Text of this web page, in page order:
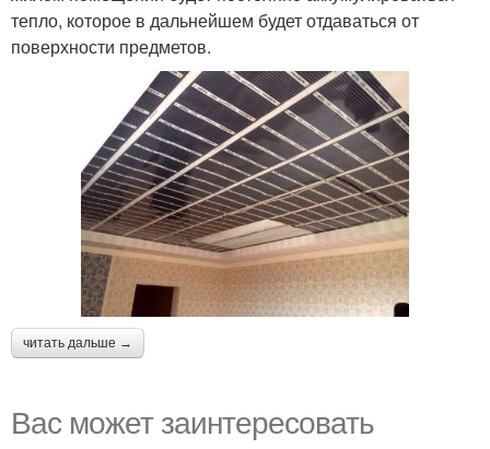
тепло, которое в дальнейшем будет отдаваться от
поверхности предметов.
читать дальше →
Вас может заинтересовать